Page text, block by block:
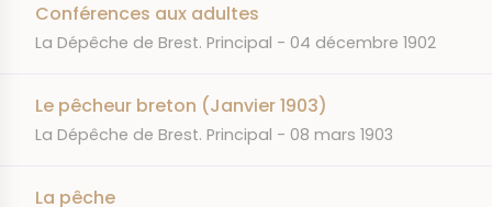
Conférences aux adultes
JOURNAL
La Dépêche de Brest. Principal DATE
04 décembre 1902
Le pêcheur breton (Janvier 1903)
JOURNAL
La Dépêche de Brest. Principal DATE
08 mars 1903
La pêche